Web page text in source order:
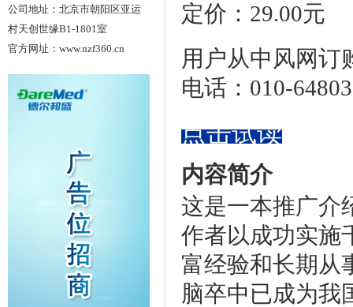
公司地址：北京市朝阳区亚运
村天创世缘B1-1801室
官方网址：www.nzf360.cn
定价：29.00元
用户从中风网订
电话：010-
点击试读
内容简介
这是一本推广介
作者以成功实
富经验和长期从
脑卒中已成为我